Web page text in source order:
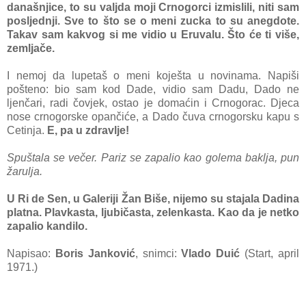
današnjice, to su valjda moji Crnogorci izmislili, niti sam
posljednji. Sve to što se o meni zucka to su anegdote.
Takav sam kakvog si me vidio u Eruvalu. Što će ti više,
zemljače.
I nemoj da lupetaš o meni koješta u novinama. Napiši
pošteno: bio sam kod Dade, vidio sam Dadu, Dado ne
ljenčari, radi čovjek, ostao je domaćin i Crnogorac. Djeca
nose crnogorske opančiće, a Dado čuva crnogorsku kapu s
Cetinja. E, pa u zdravlje!
Spuštala se večer. Pariz se zapalio kao golema baklja, pun
žarulja.
U Ri de Sen, u Galeriji Žan Biše, nijemo su stajala Dadina
platna. Plavkasta, ljubičasta, zelenkasta. Kao da je netko
zapalio kandilo.
Napisao: Boris Janković, snimci:Vlado Duić (Start, april
1971.)